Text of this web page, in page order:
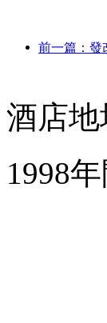
酒店
1998